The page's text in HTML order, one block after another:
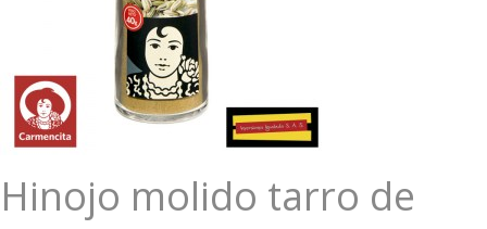
Hinojo molido tarro de